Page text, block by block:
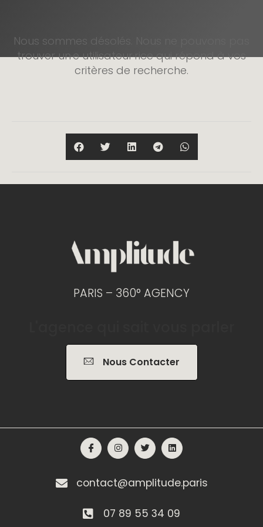
Nous sommes désolés. Nous ne pouvons pas
trouver un·e utilisateur·rice qui répond à vos
critères de recherche.
PARIS – 360° AGENCY
Nous Contacter
contact@amplitude.paris
07 89 55 34 09